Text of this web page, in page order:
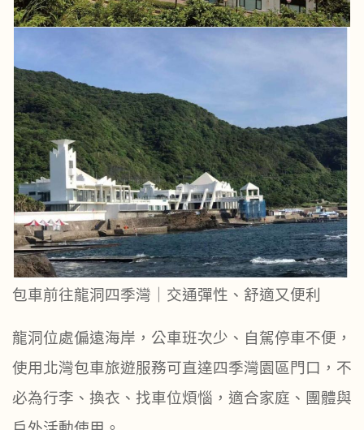
包車前往龍洞四季灣｜交通彈性、舒適又便利
龍洞位處偏遠海岸，公車班次少、自駕停車不便，
使用北灣包車旅遊服務可直達四季灣園區門口，不
必為行李、換衣、找車位煩惱，適合家庭、團體與